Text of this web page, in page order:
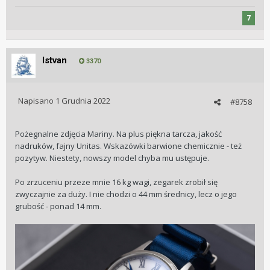
7
Istvan 3370
#8758
Napisano 1 Grudnia 2022
Pożegnalne zdjęcia Mariny. Na plus piękna tarcza, jakość
nadruków, fajny Unitas. Wskazówki barwione chemicznie - też
pozytyw. Niestety, nowszy model chyba mu ustępuje.
Po zrzuceniu przeze mnie 16 kg wagi, zegarek zrobił się
zwyczajnie za duży. I nie chodzi o 44 mm średnicy, lecz o jego
grubość - ponad 14 mm.